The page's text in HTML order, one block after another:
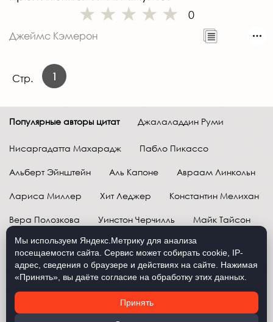
0
Джеймс Кэмерон
Стр. 1
Популярные авторы цитат Джалаладдин Руми
Нисаргадатта Махарадж Пабло Пикассо
Альберт Эйнштейн Аль Капоне Авраам Линкольн
Лариса Миллер Хит Леджер Константин Мелихан
Вера Полозкова Уинстон Черчилль Майк Тайсон
Марк Твен Расул Гамзатов Грег Плитт
Далай-лама XIV Уоррен Баффетт
Давид Самойлов Антон Чехов Жан-Поль Сартр
Брюс Ли Бенджамин Франклин Лев Н. Толстой
Мы используем Яндекс.Метрику для анализа
посещаемости сайта. Сервис может собирать cookie, IP-
адрес, сведения о браузере и действиях на сайте. Нажимая
«Принять», вы даёте согласие на обработку этих данных.
Принять